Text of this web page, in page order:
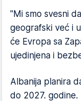
"Mi smo svesni
geografski već i
će Evropa sa
ujedinjena i
Albanija planira
do 2027. godine.